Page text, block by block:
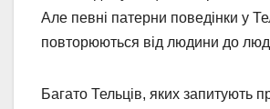
Але певні патерни поведінки у
повторюються від людини до
Багато Тельців, яких запитують